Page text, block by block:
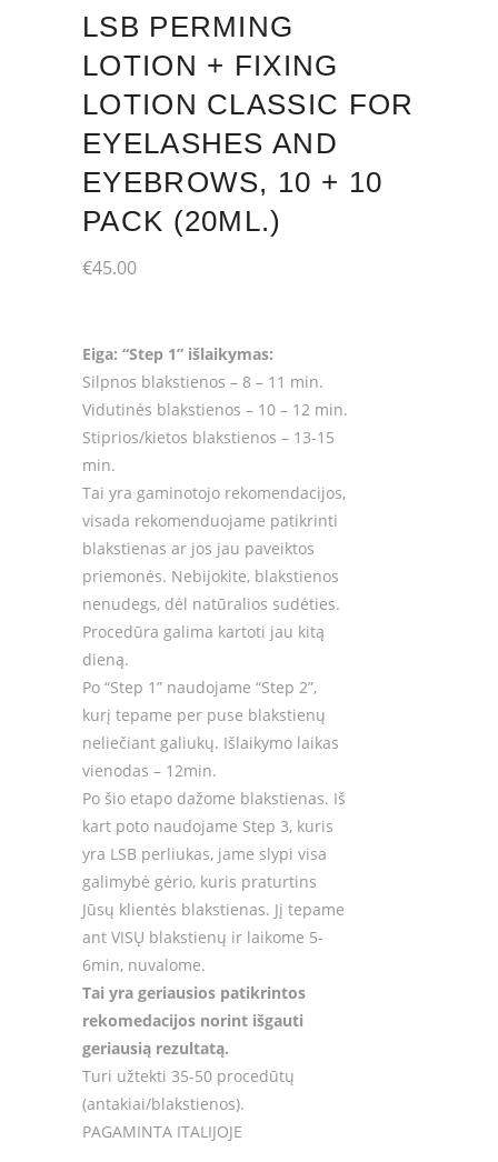
LSB PERMING
LOTION + FIXING
LOTION CLASSIC FOR
EYELASHES AND
EYEBROWS, 10 + 10
PACK (20ML.)
€45.00
Eiga: “Step 1” išlaikymas:
Silpnos blakstienos – 8 – 11 min.
Vidutinės blakstienos – 10 – 12 min.
Stiprios/kietos blakstienos – 13-15
min.
Tai yra gaminotojo rekomendacijos,
visada rekomenduojame patikrinti
blakstienas ar jos jau paveiktos
priemonės. Nebijokite, blakstienos
nenudegs, dėl natūralios sudėties.
Procedūra galima kartoti jau kitą
dieną.
Po “Step 1” naudojame “Step 2”,
kurį tepame per puse blakstienų
neliečiant galiukų. Išlaikymo laikas
vienodas – 12min.
Po šio etapo dažome blakstienas. Iš
kart poto naudojame Step 3, kuris
yra LSB perliukas, jame slypi visa
galimybė gėrio, kuris praturtins
Jūsų klientės blakstienas. Jį tepame
ant VISŲ blakstienų ir laikome 5-
6min, nuvalome.
Tai yra geriausios patikrintos
rekomedacijos norint išgauti
geriausią rezultatą.
Turi užtekti 35-50 procedūtų
(antakiai/blakstienos).
PAGAMINTA ITALIJOJE